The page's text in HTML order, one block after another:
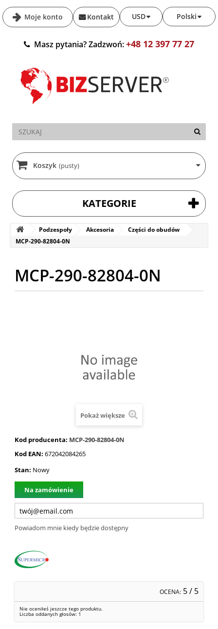
Moje konto Polski
USD
Kontakt
Masz pytania? Zadzwoń:+48 12 397 77 27
Koszyk (pusty)
KATEGORIE
Podzespoły Akcesoria
Części do obudów
MCP-290-82804-0N
MCP-290-82804-0N
Pokaż większe
Kod producenta: MCP-290-82804-0N
Kod EAN: 672042084265
Stan: Nowy
Na zamówienie
Powiadom mnie kiedy będzie dostępny
OCENA: 5/ 5
Nie oceniłeś jeszcze tego produktu.
Liczba oddanych głosów: 1